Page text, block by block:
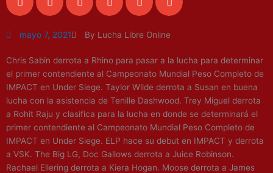
mayo 7, 2021 By Lucha Libre Online
Chris Sabin derrota a Rhino para pasar a la lucha para determinar
el primer contendiente al Campeonato Mundial Peso Completo de
IMPACT en Under Siege. Taylor Wilde derrota a Susan en buena
lucha con la asistencia de Tenille Dashwood. Trey Miguel derrota
a Rohit Raju y clasifica para la lucha en donde se determinará el
primer contendiente al Campeonato Mundial Peso Completo de
IMPACT en Under Siege. ELP hace su debut en IMPACT y derrota
a VSK. The Big LG, Doc Gallows derrota a Juice Robinson.
Rachael Ellering derrota a Kiera Hogan. Moose derrota a James